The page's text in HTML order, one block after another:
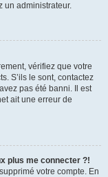
un administrateur.
vérifiez que votre
S’ils le sont, contactez
pas été banni. Il est
ait une erreur de
plus me connecter ?!
votre compte. En